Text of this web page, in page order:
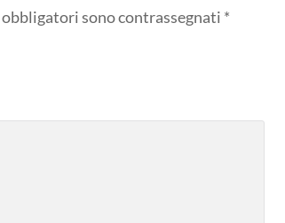
obbligatori sono contrassegnati *